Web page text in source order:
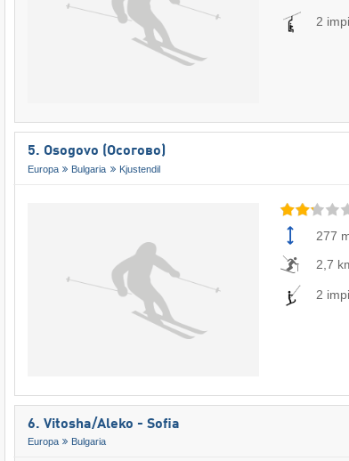
2
5. Osogovo (Осогово)
Europa Bulgaria Kjustendil
277
2,7
2
6. Vitosha/​Aleko - Sofia
Europa Bulgaria